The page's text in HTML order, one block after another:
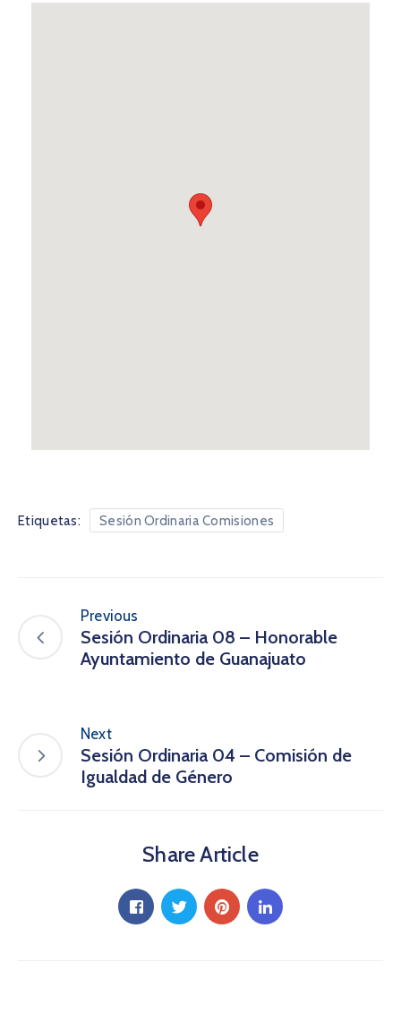
Etiquetas: Sesión Ordinaria Comisiones
Previous
Sesión Ordinaria 08 – Honorable
Ayuntamiento de Guanajuato
Next
Sesión Ordinaria 04 – Comisión de
Igualdad de Género
Share Article